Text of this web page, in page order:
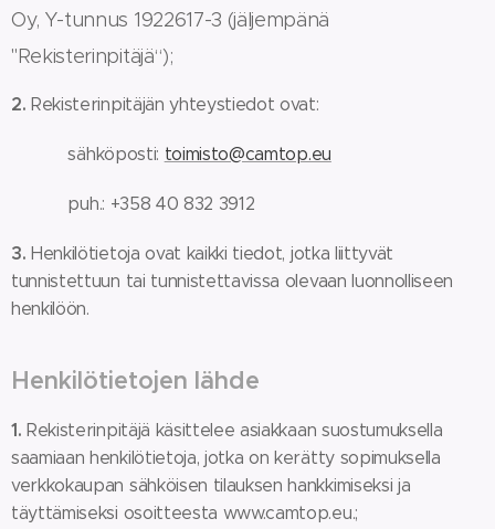
Oy, Y-tunnus 1922617-3 (jäljempänä
"Rekisterinpitäjä“);
2.Rekisterinpitäjän yhteystiedot ovat:
sähköposti: toimisto@camtop.eu
puh.: +358 40 832 3912
3.Henkilötietoja ovat kaikki tiedot, jotka liittyvät
tunnistettuun tai tunnistettavissa olevaan luonnolliseen
henkilöön.
Henkilötietojen lähde
1.Rekisterinpitäjä käsittelee asiakkaan suostumuksella
saamiaan henkilötietoja, jotka on kerätty sopimuksella
verkkokaupan sähköisen tilauksen hankkimiseksi ja
täyttämiseksi osoitteesta www.camtop.eu.;